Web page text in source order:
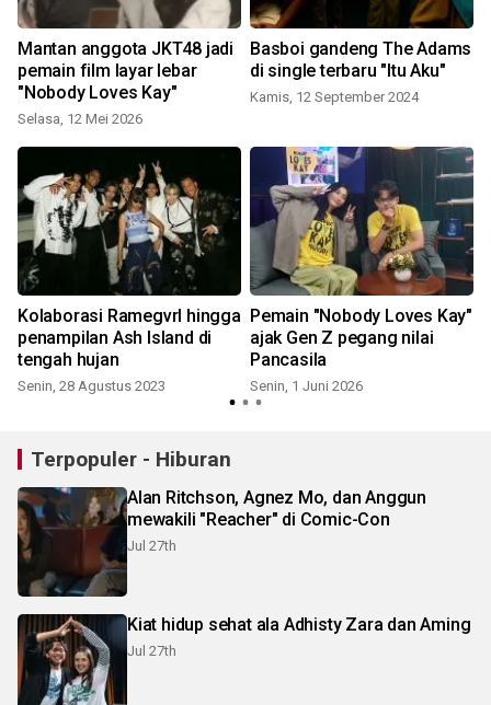
Mantan anggota JKT48 jadi
pemain film layar lebar
"Nobody Loves Kay"
Selasa, 12 Mei 2026
Basboi gandeng The Adams
di single terbaru "Itu Aku"
Kamis, 12 September 2024
Kolaborasi Ramegvrl hingga
penampilan Ash Island di
tengah hujan
Senin, 28 Agustus 2023
Pemain "Nobody Loves Kay"
ajak Gen Z pegang nilai
Pancasila
Senin, 1 Juni 2026
Terpopuler - Hiburan
Alan Ritchson, Agnez Mo, dan Anggun
mewakili "Reacher" di Comic-Con
Jul 27th
Kiat hidup sehat ala Adhisty Zara dan Aming
Jul 27th